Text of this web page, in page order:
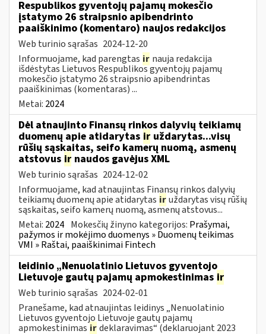
Respublikos gyventojų pajamų mokesčio
įstatymo 26 straipsnio apibendrinto
paaiškinimo (komentaro) naujos redakcijos
Web turinio sąrašas 2024-12-20
Informuojame, kad parengtas ir nauja redakcija
išdėstytas Lietuvos Respublikos gyventojų pajamų
mokesčio įstatymo 26 straipsnio apibendrintas
paaiškinimas (komentaras) ...
Metai: 2024
Dėl atnaujinto Finansų rinkos dalyvių teikiamų
duomenų apie atidarytas ir uždarytas...visų
rūšių sąskaitas, seifo kamerų nuomą, asmenų
atstovus ir naudos gavėjus XML
Web turinio sąrašas 2024-12-02
Informuojame, kad atnaujintas Finansų rinkos dalyvių
teikiamų duomenų apie atidarytas iruždarytas visų rūšių
sąskaitas, seifo kamerų nuomą, asmenų atstovus...
Metai: 2024 Mokesčių žinyno kategorijos: Prašymai,
pažymos ir mokėjimo duomenys » Duomenų teikimas
VMI » Raštai, paaiškinimai Fintech
leidinio „Nenuolatinio Lietuvos gyventojo
Lietuvoje gautų pajamų apmokestinimas ir
Web turinio sąrašas 2024-02-01
Pranešame, kad atnaujintas leidinys „Nenuolatinio
Lietuvos gyventojo Lietuvoje gautų pajamų
apmokestinimas irdeklaravimas“ (deklaruojant 2023